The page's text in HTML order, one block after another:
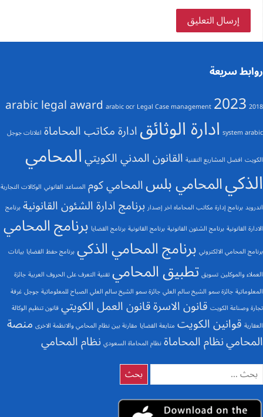
روابط سريعة
2018
2023
arabic legal award arabic ocr Legal Case management
system arabic ادارة الوثائقادارة مكاتب المحاماة اعلانات جوجل
الكويت افضل المشاريع التقنية القانون المدني الكويتيالمحامي
الذكيالمحامي بلسالمحامي كوم المساعد القانوني الوكالات التجارية
اندرويدبرنامج إدارة مكاتب المحاماه اخر إصداربرنامج ادارة الشئون القانونيةبرنامج
الادارة القانونيةبرنامج الشئون القانونيةبرنامج القانونيةبرنامج القضايا برنامج المحامي
برنامج المحامي الالكتروني برنامج المحامي الذكيبرنامج حفظ القضايابيانات
العملاء والموكلينتسويقتطبيق المحاميتقنية التعرف على الحروف العربيةجائزة
المعلوماتيةجائزة سمو الشيخ سالم العليجائزة سمو الشيخ سالم العلي الصباح للمعلوماتيةجوجلغرفة
تجارة وصناعة الكويت قانون الاسرةقانون العمل الكويتيقانون تنظيم الوكالة
العقارية قوانين الكويت متابعة القضايا مقارنة بين نظام المحامي والانظمة الاخرى منصة
المحامينظام المحاماةنظام المحاماة السعودينظام المحامي
البحث
عن: